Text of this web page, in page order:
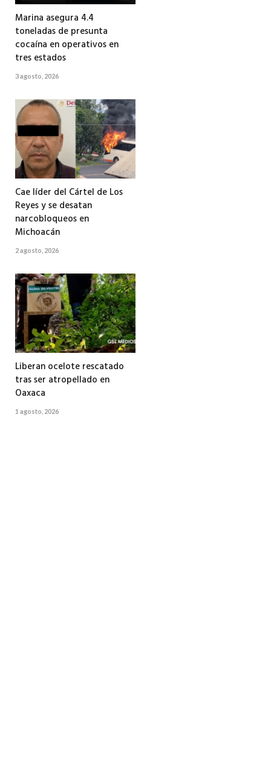
Marina asegura 4.4
toneladas de presunta
cocaína en operativos en
tres estados
3 agosto, 2026
Cae líder del Cártel de Los
Reyes y se desatan
narcobloqueos en
Michoacán
2 agosto, 2026
Liberan ocelote rescatado
tras ser atropellado en
Oaxaca
1 agosto, 2026